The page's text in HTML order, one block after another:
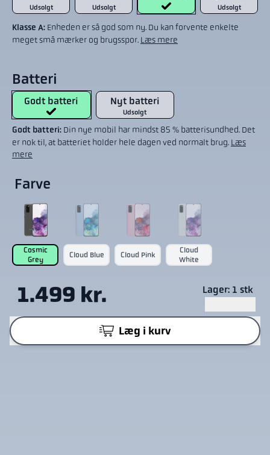
Udsolgt Udsolgt Udsolgt
Klasse A: Enheden er så god som ny. Du kan forvente enkelte
meget små mærker og brugsspor. Læs mere
Batteri
Godt batteri Nyt batteri
Udsolgt
Godt batteri: Din nye mobil har mindst 85 % batterisundhed. Det
er nok til, at batteriet holder hele dagen ved normalt brug. Læs
mere
Farve
Cosmic
Grey
Cloud Blue Cloud Pink
Cloud
White
1.499 kr. Lager: 1 stk
Læg i kurv